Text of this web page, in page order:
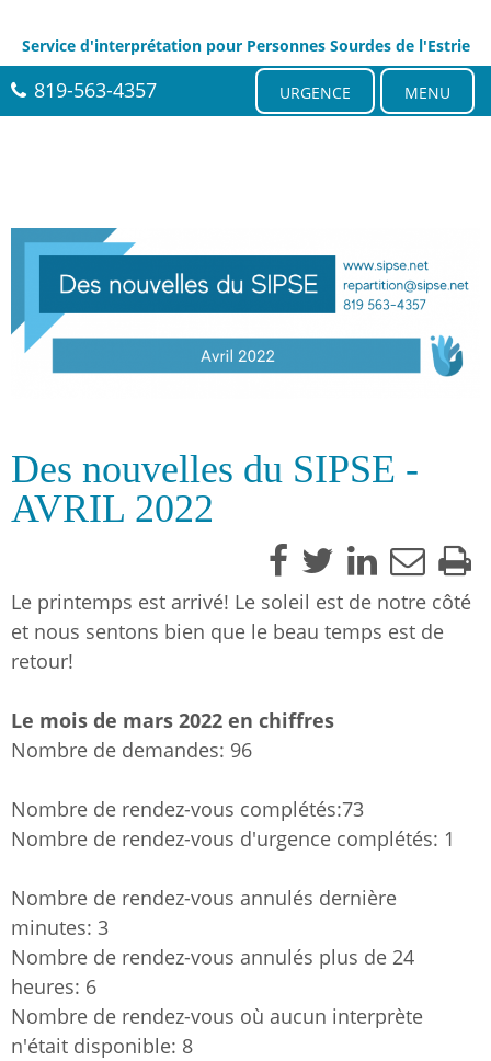
Service d'interprétation pour Personnes Sourdes de l'Estrie
819-563-4357 URGENCE MENU
Des nouvelles du SIPSE -
AVRIL 2022
Le printemps est arrivé! Le soleil est de notre côté
et nous sentons bien que le beau temps est de
retour!
Le mois de mars 2022 en chiffres
Nombre de demandes: 96
Nombre de rendez-vous complétés:73
Nombre de rendez-vous d'urgence complétés: 1
Nombre de rendez-vous annulés dernière
minutes: 3
Nombre de rendez-vous annulés plus de 24
heures: 6
Nombre de rendez-vous où aucun interprète
n'était disponible: 8